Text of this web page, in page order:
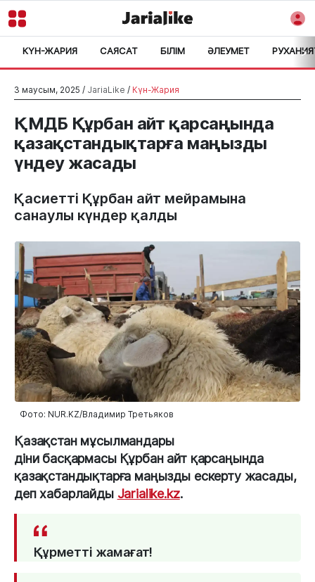
КҮН-ЖАРИЯ САЯСАТ БІЛІМ ӘЛЕУМЕТ >
3 маусым, 2025 / JariaLike / Күн-Жария
ҚМДБ Құрбан айт қарсаңында
қазақстандықтарға маңызды
үндеу жасады
Қасиетті Құрбан айт мейрамына
санаулы күндер қалды
Фото: NUR.KZ/Владимир Третьяков
Қазақстан мұсылмандары
діни басқармасы Құрбан айт қарсаңында
қазақстандықтарға маңызды ескерту жасады,
деп хабарлайды Jarialike.kz.
Құрметті жамағат!